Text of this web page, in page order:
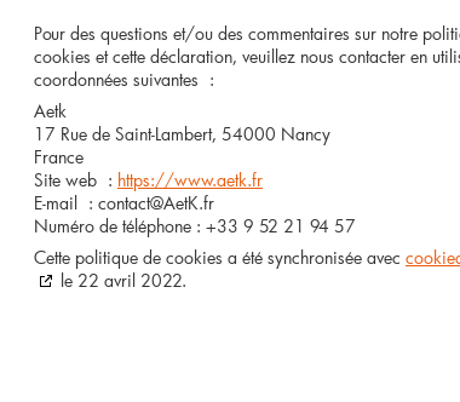
Pour des questions et/ou des commentaires sur notre
cookies et cette déclaration, veuillez nous contacter en
coordonnées suivantes :
Aetk
17 Rue de Saint-Lambert, 54000 Nancy
France
Site web : https://www.aetk.fr
E-mail : contact@AetK.fr
Numéro de téléphone : +33 9 52 21 94 57
Cette politique de cookies a été synchronisée avec
le 22 avril 2022.